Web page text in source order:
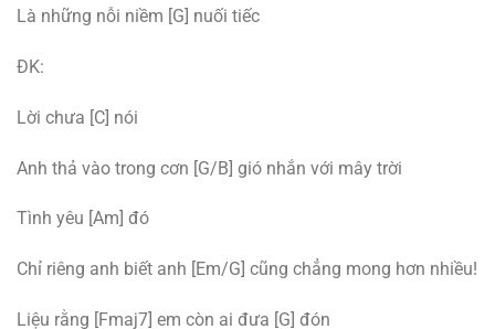
Là những nỗi niềm [G] nuối tiếc
ĐK:
Lời chưa [C] nói
Anh thả vào trong cơn [G/B] gió nhắn với mây trời
Tình yêu [Am] đó
Chỉ riêng anh biết anh [Em/G] cũng chẳng mong hơn nhiều!
Liệu rằng [Fmaj7] em còn ai đưa [G] đón